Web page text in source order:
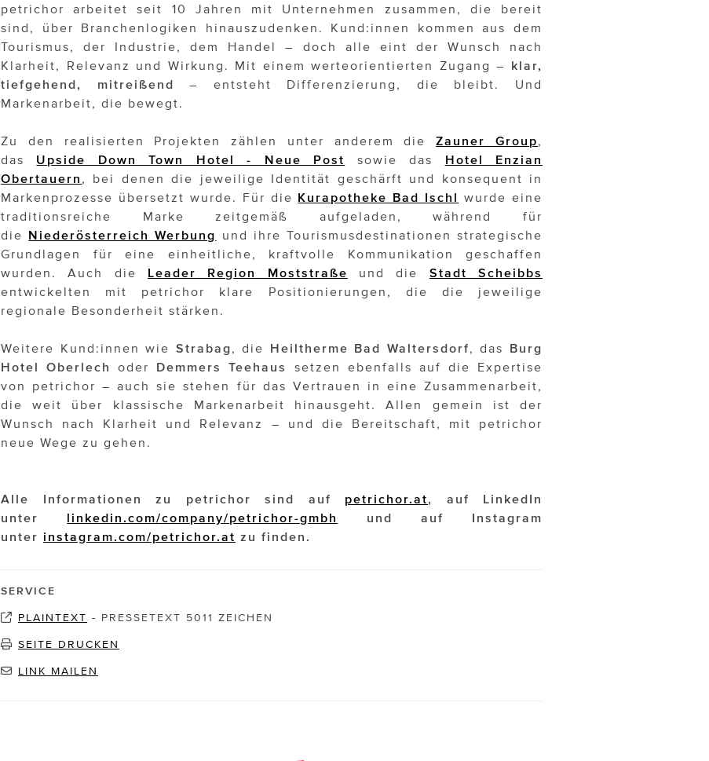
petrichor arbeitet seit 10 Jahren mit Unternehmen zusammen, die bereit
sind, über Branchenlogiken hinauszudenken. Kund:innen kommen aus dem
Tourismus, der Industrie, dem Handel – doch alle eint der Wunsch nach
Klarheit, Relevanz und Wirkung. Mit einem werteorientierten Zugang – klar,
tiefgehend, mitreißend – entsteht Differenzierung, die bleibt. Und
Markenarbeit, die bewegt.
Zu den realisierten Projekten zählen unter anderem dieZauner Group,
das Upside Down Town Hotel - Neue Post sowie das Hotel Enzian
Obertauern , bei denen die jeweilige Identität geschärft und konsequent in
Markenprozesse übersetzt wurde. Für die Kurapotheke Bad Ischl wurde eine
traditionsreiche Marke zeitgemäß aufgeladen, während für
die Niederösterreich Werbung
und ihre Tourismusdestinationen strategische
Grundlagen für eine einheitliche, kraftvolle Kommunikation geschaffen
wurden. Auch die Leader Region Moststraße und die Stadt Scheibbs
entwickelten mit petrichor klare Positionierungen, die die jeweilige
regionale Besonderheit stärken.
Weitere Kund:innen wie Strabag, die Heiltherme Bad Waltersdorf, das Burg
Hotel Oberlech
oder Demmers Teehaus
setzen ebenfalls auf die Expertise
von petrichor – auch sie stehen für das Vertrauen in eine Zusammenarbeit,
die weit über klassische Markenarbeit hinausgeht. Allen gemein ist der
Wunsch nach Klarheit und Relevanz – und die Bereitschaft, mit petrichor
neue Wege zu gehen.
Alle Informationen zu petrichor sind auf petrichor.at, auf LinkedIn
unter linkedin.com/company/petrichor-gmbh
und auf Instagram
unter instagram.com/petrichor.at zu finden.
SERVICE
PLAINTEXT - PRESSETEXT 5011 ZEICHEN
SEITE DRUCKEN
LINK MAILEN